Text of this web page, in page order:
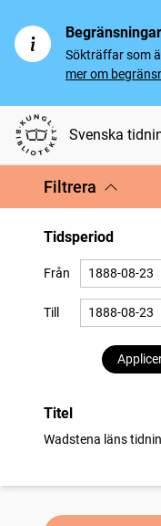
Sökträffar som
mer om
Svenska
Filtrera
Tidsperiod
Från
Till
Titel
Wadstena läns
träffar